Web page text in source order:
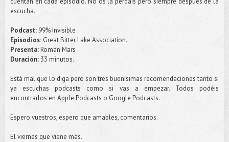
escucha.
Podcast:99% Invisible
Episodios:Great Bitter Lake Association.
Presenta:Roman Mars
Duración:33 minutos.
Está mal que lo diga pero son tres buenísimas recomendaciones tanto si
ya escuchas podcasts como si vas a empezar. Todos podéis
encontrarlos en Apple Podcasts o Google Podcasts.
Espero vuestros, espero que amables, comentarios.
El viernes que viene más.